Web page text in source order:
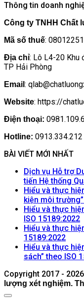
Thông tin doanh
Công ty TNHH Chất
Mã số thuế:
Địa chỉ: Lô L4-20 Khu
TP Hải Phòng
Email :
Website: https://
Điện thoại:
Hotline: 0913.334.212
BÀI VIẾT MỚI NHẤT
Dịch vụ Hỗ trợ
tiến Hệ thống
Hiểu và thực
kiện môi
Hiểu và thực
ISO 15189:2022
ở
Hiểu và thực
15189:2022Không
có
bình
ở
Hiểu
Hiểu và thực
sách” theo ISO
Copyright 2017 -
lượng xét nghiệm.